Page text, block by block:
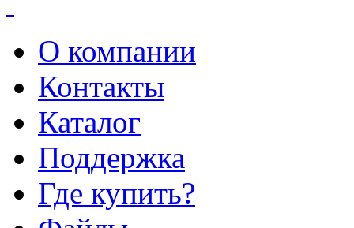
О компании
Контакты
Каталог
Поддержка
Где купить?